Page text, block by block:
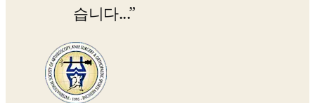
습니다...